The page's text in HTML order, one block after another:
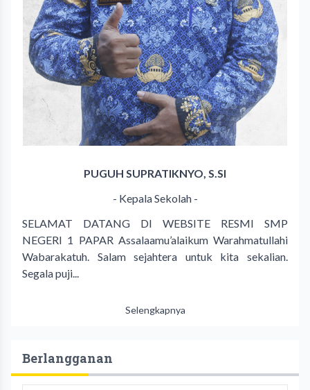
PUGUH SUPRATIKNYO, S.SI
- Kepala Sekolah -
SELAMAT DATANG DI WEBSITE RESMI SMP
NEGERI 1 PAPAR Assalaamu’alaikum Warahmatullahi
Wabarakatuh. Salam sejahtera untuk kita sekalian.
Segala puji...
Selengkapnya
Berlangganan